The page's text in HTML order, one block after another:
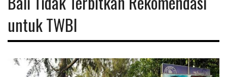
untuk TWBI